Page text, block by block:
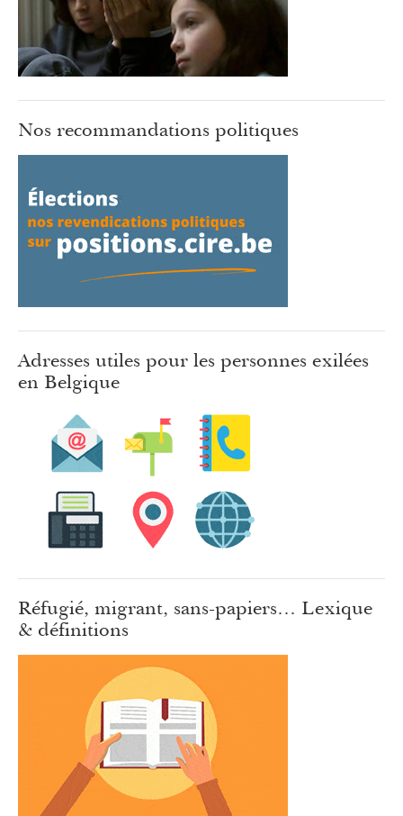
Nos recommandations politiques
Adresses utiles pour les personnes exilées
en Belgique
Réfugié, migrant, sans-papiers… Lexique
& définitions